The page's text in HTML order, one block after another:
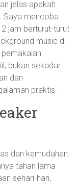
jelas apakah
Saya mencoba
jam berturut-turut
music di
bukan sekadar
dan
praktis.
dan kemudahan:
tahan lama
sehari-hari,